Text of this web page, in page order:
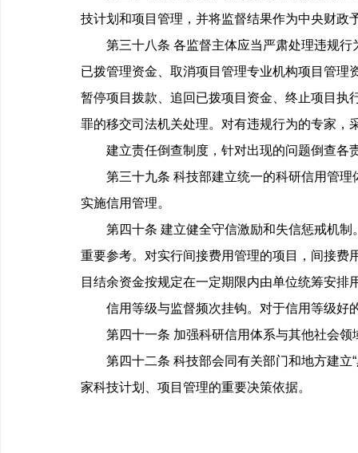
技计划和项目管理，并将监督结果作为中央财政
第三十八条 各监督主体应当严肃处理违规行
已拨管理资金、取消项目管理专业机构项目管
暂停项目拨款、追回已拨项目资金、终止项目执
罪的移交司法机关处理。对有违规行为的专家，
建立责任倒查制度，针对出现的问题倒查各
第三十九条 科技部建立统一的科研信用管理
实施信用管理。
第四十条 建立健全守信激励和失信惩戒机制
重要参考。对实行间接费用管理的项目，间接费
目结余资金按规定在一定期限内由单位统筹安排
信用等级与监督频次挂钩。对于信用等级好的
第四十一条 加强科研信用体系与其他社会领
第四十二条 科技部会同有关部门和地方建立“
家科技计划、项目管理的重要决策依据。